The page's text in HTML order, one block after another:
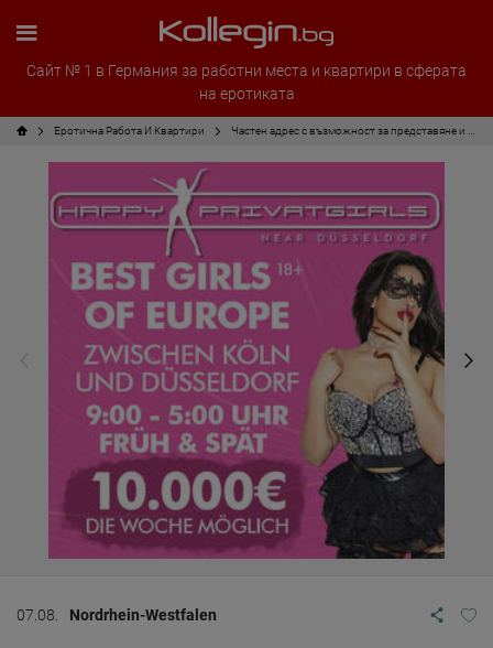
Сайт № 1 в Германия за работни места и квартири в сферата
на еротиката
Еротична Работа И Квартири
07.08. Nordrhein-Westfalen